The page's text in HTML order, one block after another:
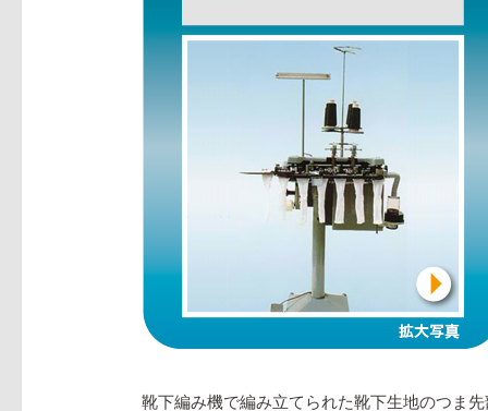
靴下編み機で編み立てられた靴下生地のつま